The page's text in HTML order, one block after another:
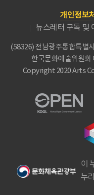
개인정보
뉴스레터 구독 및
(58326) 전남광주통합특별
한국문화예술위원회
Copyright 2020 Arts
이
누